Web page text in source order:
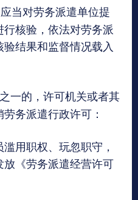
当对劳务派遣单位提
核验，依法对劳务派
结果和监督情况载入
一的，许可机关或者其
务派遣行政许可：
滥用职权、玩忽职守，
《劳务派遣经营许可